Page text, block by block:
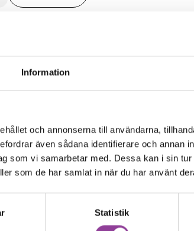
Information
och annonserna till användarna,
även sådana identifierare och annan
som vi samarbetar med. Dessa kan i sin
som de har samlat in när du har använt
Statistik